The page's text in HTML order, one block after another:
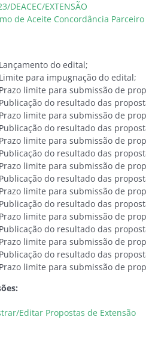
DEACEC/EXTENSÃO
de Aceite Concordância Parceiro
do edital;
para impugnação do edital;
limite para submissão de
do resultado das
limite para submissão de
do resultado das
limite para submissão de
do resultado das
limite para submissão de
do resultado das
limite para submissão de
do resultado das
limite para submissão de
do resultado das
limite para submissão de
do resultado das
limite para submissão de
Editar Propostas de Extensão